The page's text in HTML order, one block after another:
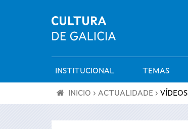
Menú
principal
INSTITUCIONAL TEMAS
INICIO › ACTUALIDADE › VÍDEOS